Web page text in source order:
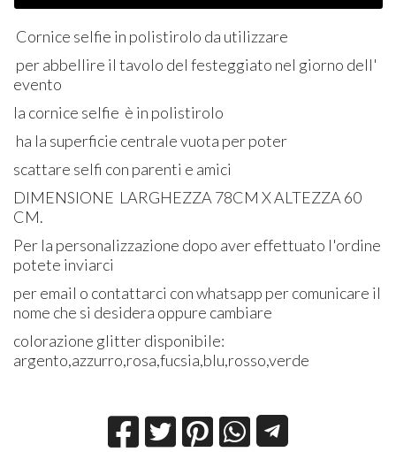
Cornice selfie in polistirolo da utilizzare
per abbellire il tavolo del festeggiato nel giorno dell'
evento
la cornice selfie è in polistirolo
ha la superficie centrale vuota per poter
scattare selfi con parenti e amici
DIMENSIONE LARGHEZZA 78CM X ALTEZZA 60
CM.
Per la personalizzazione dopo aver effettuato l'ordine
potete inviarci
per email o contattarci con whatsapp per comunicare il
nome che si desidera oppure cambiare
colorazione glitter disponibile:
argento,azzurro,rosa,fucsia,blu,rosso,verde